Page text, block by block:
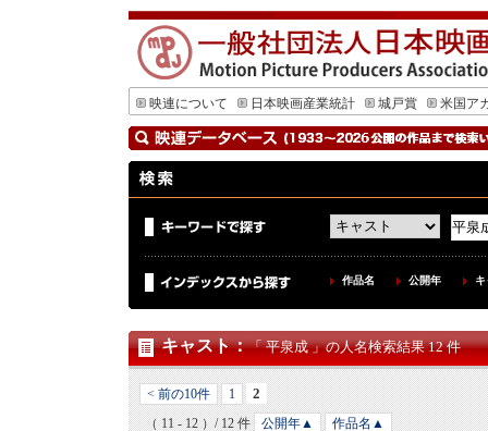
映連について 日本映画産業統計 城戸賞 米国ア
作品名 公開年
キャスト：「 平泉成 」の人名検索結果 12 件
< 前の10件 1 2
（ 11 - 12 ）/ 12 件 公開年▲ 作品名▲